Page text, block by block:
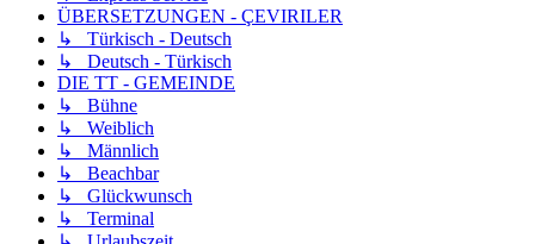
ÜBERSETZUNGEN - ÇEVIRILER
↳ Türkisch - Deutsch
↳ Deutsch - Türkisch
DIE TT - GEMEINDE
↳ Bühne
↳ Weiblich
↳ Männlich
↳ Beachbar
↳ Glückwunsch
↳ Terminal